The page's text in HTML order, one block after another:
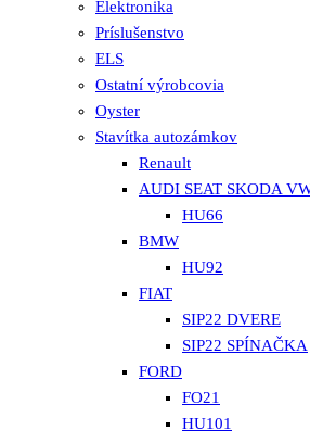
Elektronika
Príslušenstvo
ELS
Ostatní výrobcovia
Oyster
Stavítka autozámkov
Renault
AUDI SEAT SKODA
HU66
BMW
HU92
FIAT
SIP22 DVERE
SIP22 SPÍNAČKA
FORD
FO21
HU101